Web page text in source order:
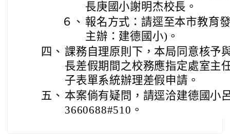
長庚國小謝明杰校長。
６、 報名方式：請逕至本市教育
主辦：建德國小)。
四、 課務自理原則下，本局同意核予
長差假期間之校務應指定處室主
子表單系統辦理差假申請。
五、 本案倘有疑問，請逕洽建德國小
3660688#510。